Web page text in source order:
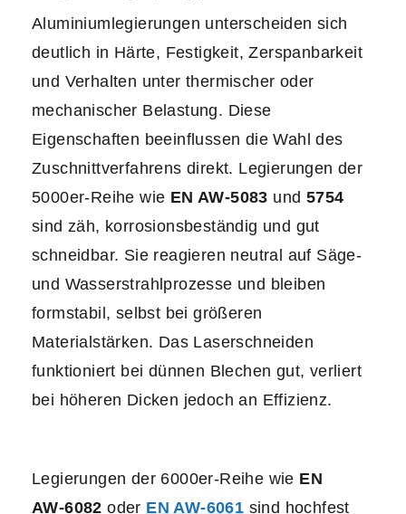
Aluminiumlegierungen unterscheiden sich
deutlich in Härte, Festigkeit, Zerspanbarkeit
und Verhalten unter thermischer oder
mechanischer Belastung. Diese
Eigenschaften beeinflussen die Wahl des
Zuschnittverfahrens direkt. Legierungen der
5000er‑Reihe wie EN AW‑5083 und 5754
sind zäh, korrosionsbeständig und gut
schneidbar. Sie reagieren neutral auf Säge-
und Wasserstrahlprozesse und bleiben
formstabil, selbst bei größeren
Materialstärken. Das Laserschneiden
funktioniert bei dünnen Blechen gut, verliert
bei höheren Dicken jedoch an Effizienz.
Legierungen der 6000er‑Reihe wie EN
AW‑6082 oder EN AW-6061 sind hochfest